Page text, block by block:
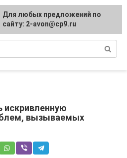
хирургия, уход
искривленную
вызываемых
Для любых предложений по
сайту: 2-avon@cp9.ru